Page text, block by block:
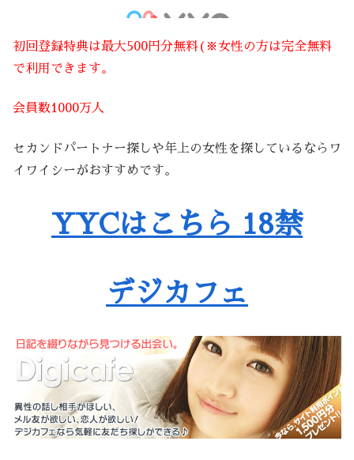
初回登録特典は最大500円分無料(※女性の方は完全無料
で利用できます。
会員数1000万人
セカンドパートナー探しや年上の女性を探しているならワ
イワイシーがおすすめです。
YYCはこちら 18禁
デジカフェ